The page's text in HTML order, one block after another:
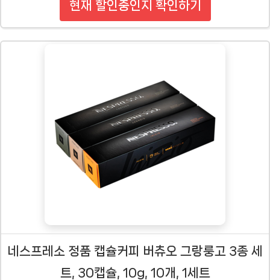
현재 할인중인지 확인하기
네스프레소 정품 캡슐커피 버츄오 그랑룽고 3종 세
트, 30캡슐, 10g, 10개, 1세트